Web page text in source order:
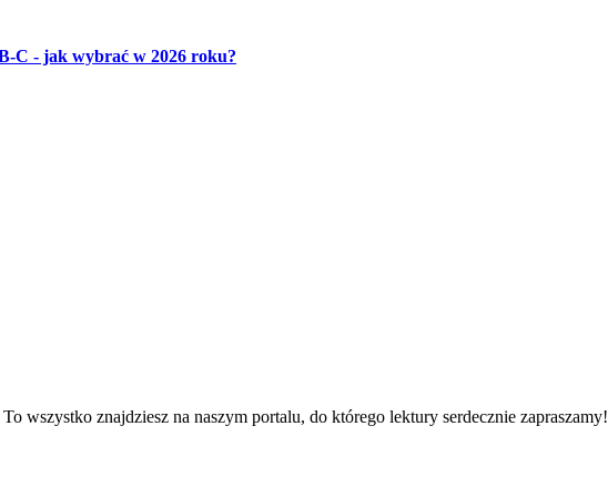
C - jak wybrać w 2026 roku?
wszystko znajdziesz na naszym portalu, do którego lektury serdecznie zapraszamy!